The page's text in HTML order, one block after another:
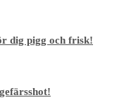
dig pigg och frisk!